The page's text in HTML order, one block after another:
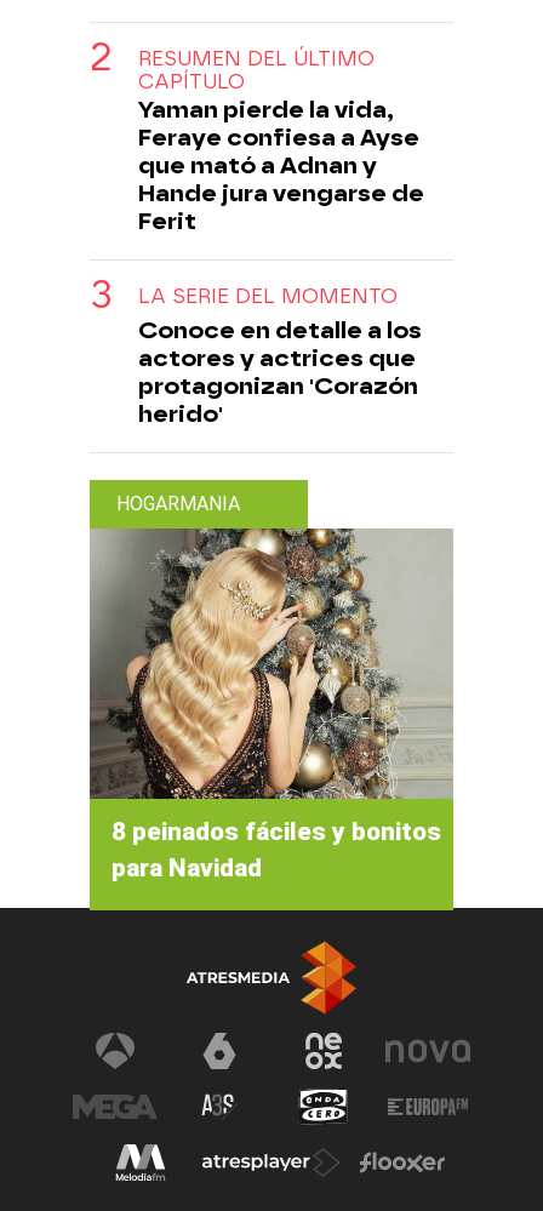
RESUMEN DEL ÚLTIMO
CAPÍTULO
Yaman pierde la vida,
Feraye confiesa a Ayse
que mató a Adnan y
Hande jura vengarse de
Ferit
LA SERIE DEL MOMENTO
Conoce en detalle a los
actores y actrices que
protagonizan 'Corazón
herido'
HOGARMANIA
8 peinados fáciles y bonitos
para Navidad